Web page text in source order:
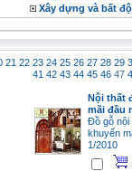
Xây dựng và bất
21 22 23 24 25 26 27 28 29
41 42 43 44 45 46 47
Nội thất
mãi đầu
Đồ gỗ nội
khuyến
1/2010